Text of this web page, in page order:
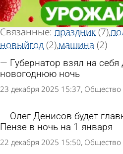
Тег новостей
Всего найдено 27 новостей
Связанные: праздник(7)
новыйгод(2)машина (2)
Губернатор взял на
новогоднюю ночь
23 декабря 2025 15:37 Общество
Олег Денисов будет
Пензе в ночь на 1 января
22 декабря 2025 15:50 Общество
Тег новостей